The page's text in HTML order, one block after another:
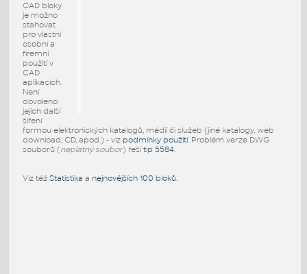
CAD bloky
je možno
stahovat
pro vlastní
osobní a
firemní
použití v
CAD
aplikacích.
Není
dovoleno
jejich další
šíření
formou elektronických katalogů, médií či služeb (jiné katalogy, web
download, CD, apod.) - viz podmínky použití. Problém verze DWG
souborů (neplatný soubor) řešítip 5584.
Viz též Statistika a nejnovějších 100 bloků.